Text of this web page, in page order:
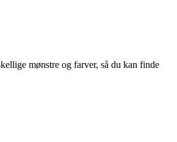
mønstre og farver, så du kan finde